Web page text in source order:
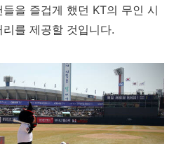
을 즐겁게 했던 KT의 무인 시
를 제공할 것입니다.